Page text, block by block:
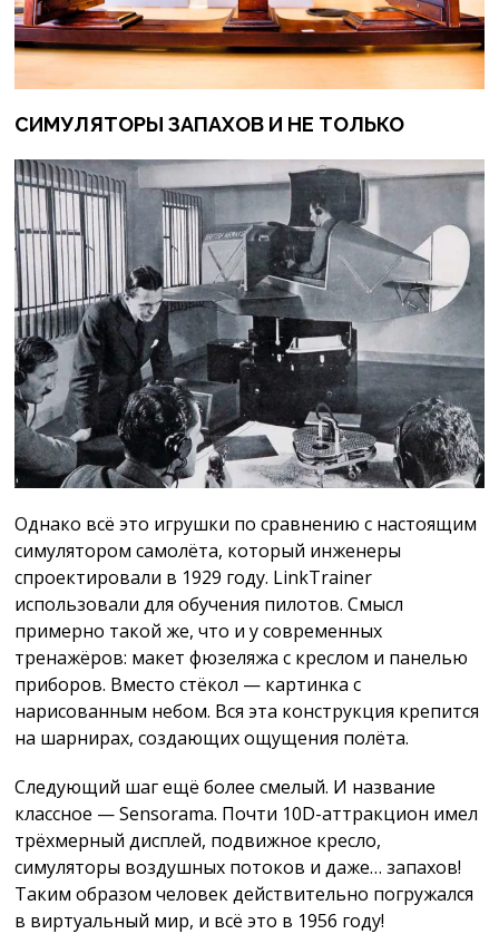
СИМУЛЯТОРЫ ЗАПАХОВ И НЕ ТОЛЬКО
Однако всё это игрушки по сравнению с настоящим
симулятором самолёта, который инженеры
спроектировали в 1929 году. LinkTrainer
использовали для обучения пилотов. Смысл
примерно такой же, что и у современных
тренажёров: макет фюзеляжа с креслом и панелью
приборов. Вместо стёкол — картинка с
нарисованным небом. Вся эта конструкция крепится
на шарнирах, создающих ощущения полёта.
Следующий шаг ещё более смелый. И название
классное — Sensorama. Почти 10D-аттракцион имел
трёхмерный дисплей, подвижное кресло,
симуляторы воздушных потоков и даже… запахов!
Таким образом человек действительно погружался
в виртуальный мир, и всё это в 1956 году!